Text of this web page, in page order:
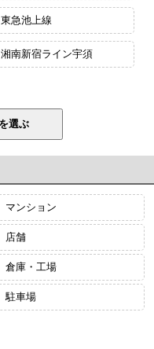
東急池上線
湘南新宿ライン宇須
マンション
店舗
倉庫・工場
駐車場